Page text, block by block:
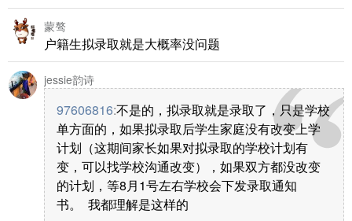
蒙骜
户籍生拟录取就是大概率没问题
jessie韵诗
97606816:不是的，拟录取就是录取了，只是学校
单方面的，如果拟录取后学生家庭没有改变上学
计划（这期间家长如果对拟录取的学校计划有
变，可以找学校沟通改变），如果双方都没改变
的计划，等8月1号左右学校会下发录取通知
书。 我都理解是这样的